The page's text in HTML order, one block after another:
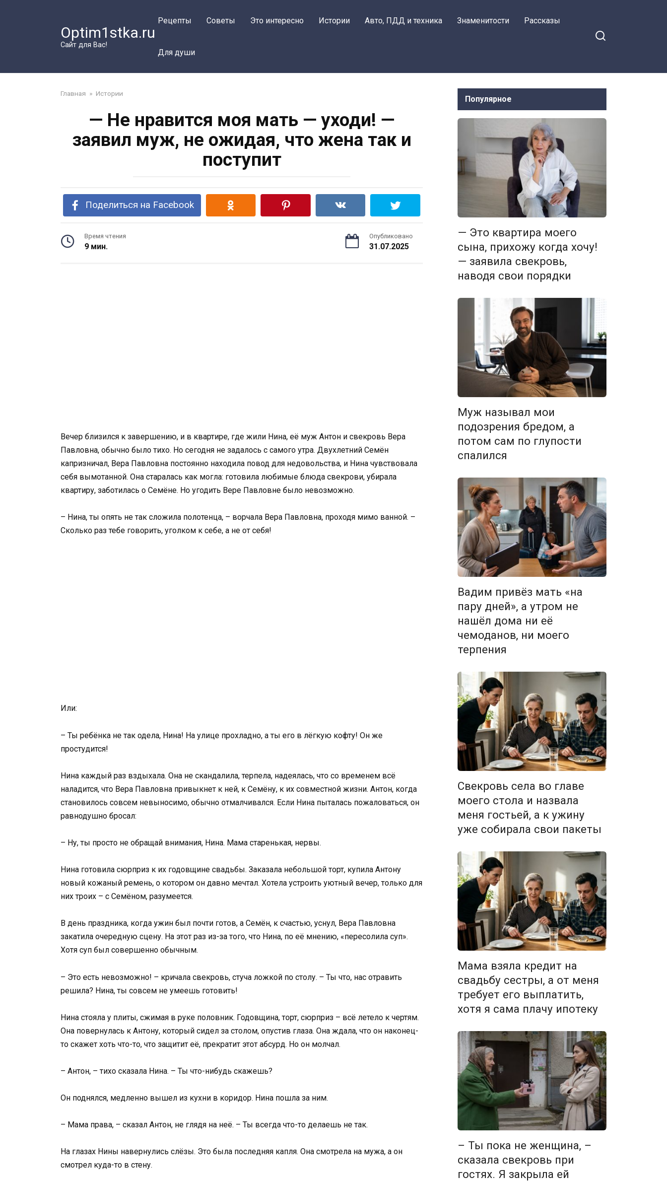
Optim1stka.ru
Сайт для Вас!
Рецепты Советы Это интересно Истории Авто, ПДД и техника Знаменитости Рассказы
Для души
Главная » Истории
— Не нравится моя мать — уходи! —
заявил муж, не ожидая, что жена так и
поступит
Поделиться на Facebook
Время чтения
9 мин.
Опубликовано
31.07.2025
Вечер близился к завершению, и в квартире, где жили Нина, её муж Антон и свекровь Вера
Павловна, обычно было тихо. Но сегодня не задалось с самого утра. Двухлетний Семён
капризничал, Вера Павловна постоянно находила повод для недовольства, и Нина чувствовала
себя вымотанной. Она старалась как могла: готовила любимые блюда свекрови, убирала
квартиру, заботилась о Семёне. Но угодить Вере Павловне было невозможно.
– Нина, ты опять не так сложила полотенца, – ворчала Вера Павловна, проходя мимо ванной. –
Сколько раз тебе говорить, уголком к себе, а не от себя!
Или:
– Ты ребёнка не так одела, Нина! На улице прохладно, а ты его в лёгкую кофту! Он же
простудится!
Нина каждый раз вздыхала. Она не скандалила, терпела, надеялась, что со временем всё
наладится, что Вера Павловна привыкнет к ней, к Семёну, к их совместной жизни. Антон, когда
становилось совсем невыносимо, обычно отмалчивался. Если Нина пыталась пожаловаться, он
равнодушно бросал:
– Ну, ты просто не обращай внимания, Нина. Мама старенькая, нервы.
Нина готовила сюрприз к их годовщине свадьбы. Заказала небольшой торт, купила Антону
новый кожаный ремень, о котором он давно мечтал. Хотела устроить уютный вечер, только для
них троих – с Семёном, разумеется.
В день праздника, когда ужин был почти готов, а Семён, к счастью, уснул, Вера Павловна
закатила очередную сцену. На этот раз из-за того, что Нина, по её мнению, «пересолила суп».
Хотя суп был совершенно обычным.
– Это есть невозможно! – кричала свекровь, стуча ложкой по столу. – Ты что, нас отравить
решила? Нина, ты совсем не умеешь готовить!
Нина стояла у плиты, сжимая в руке половник. Годовщина, торт, сюрприз – всё летело к чертям.
Она повернулась к Антону, который сидел за столом, опустив глаза. Она ждала, что он наконец-
то скажет хоть что-то, что защитит её, прекратит этот абсурд. Но он молчал.
– Антон, – тихо сказала Нина. – Ты что-нибудь скажешь?
Он поднялся, медленно вышел из кухни в коридор. Нина пошла за ним.
– Мама права, – сказал Антон, не глядя на неё. – Ты всегда что-то делаешь не так.
На глазах Нины навернулись слёзы. Это была последняя капля. Она смотрела на мужа, а он
смотрел куда-то в стену.
Популярное
— Это квартира моего
сына, прихожу когда хочу!
— заявила свекровь,
наводя свои порядки
Муж называл мои
подозрения бредом, а
потом сам по глупости
спалился
Вадим привёз мать «на
пару дней», а утром не
нашёл дома ни её
чемоданов, ни моего
терпения
Свекровь села во главе
моего стола и назвала
меня гостьей, а к ужину
уже собирала свои пакеты
Мама взяла кредит на
свадьбу сестры, а от меня
требует его выплатить,
хотя я сама плачу ипотеку
– Ты пока не женщина, –
сказала свекровь при
гостях. Я закрыла ей